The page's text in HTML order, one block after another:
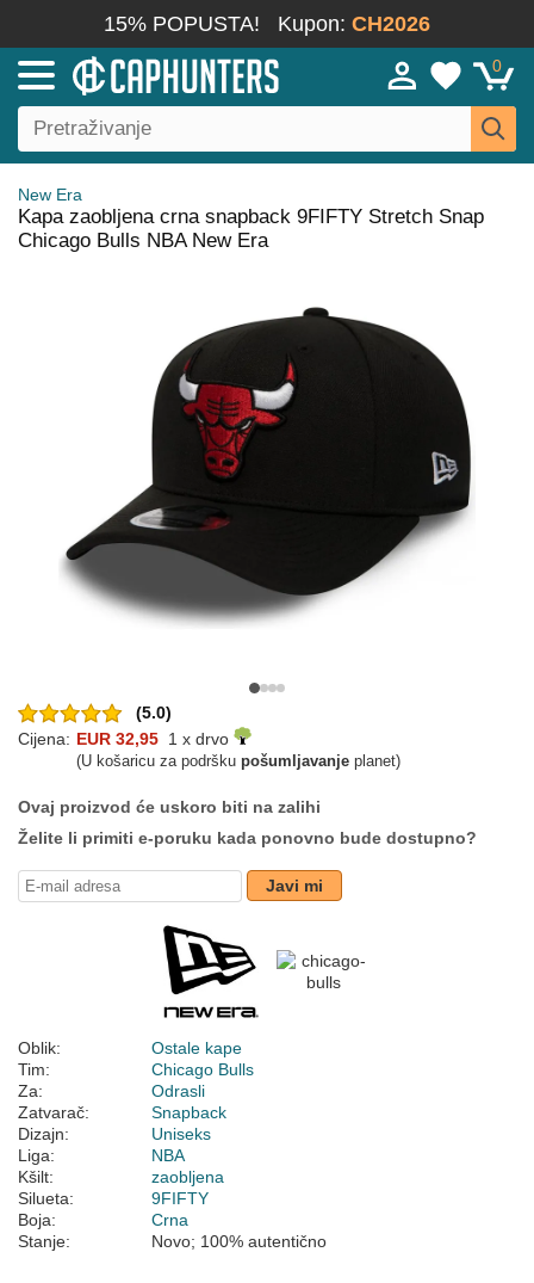
15% POPUSTA! Kupon: CH2026
0
New Era
Kapa zaobljena crna snapback 9FIFTY Stretch Snap
Chicago Bulls NBA New Era
(5.0)
Cijena: EUR 32,95 1 x drvo
(U košaricu za podršku pošumljavanje planet)
Ovaj proizvod će uskoro biti na zalihi
Želite li primiti e-poruku kada ponovno bude dostupno?
Javi mi
Oblik:
Ostale kape
Tim:
Chicago Bulls
Za:
Odrasli
Zatvarač:
Snapback
Dizajn:
Uniseks
Liga:
NBA
Kšilt:
zaobljena
Silueta:
9FIFTY
Boja:
Crna
Stanje:
Novo; 100% autentično